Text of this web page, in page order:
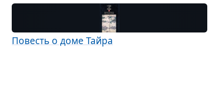
Повесть о доме Тайра